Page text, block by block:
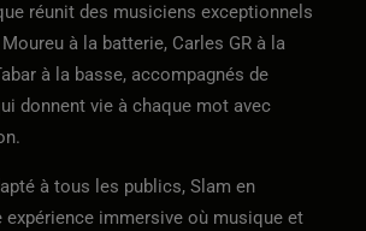
réunit des musiciens exceptionnels
à la batterie, Carles GR à la
à la basse, accompagnés de
donnent vie à chaque mot avec
à tous les publics, Slam en
expérience immersive où musique et